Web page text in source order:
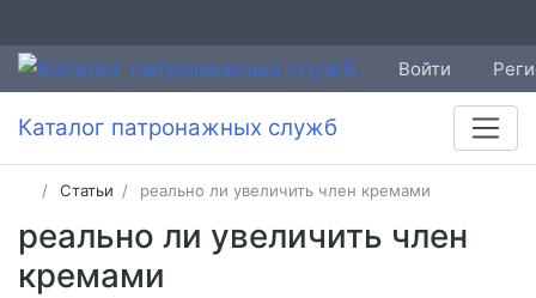
Войти
Каталог патронажных служб
Статьи реально ли увеличить член кремами
реально ли увеличить член
кремами